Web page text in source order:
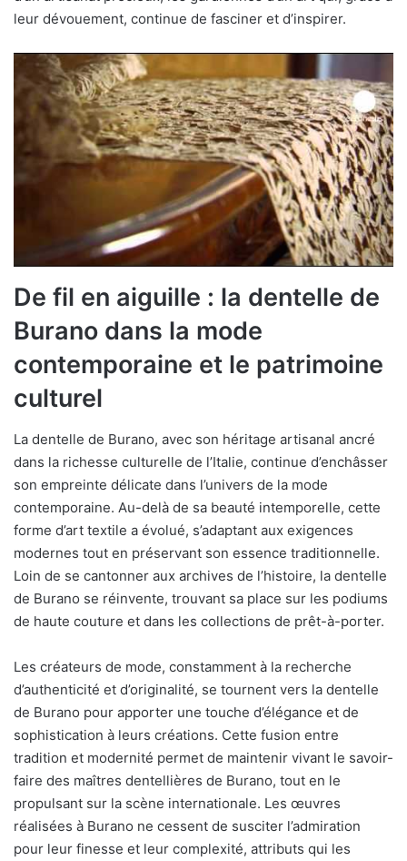
leur dévouement, continue de fasciner et d’inspirer.
De fil en aiguille : la dentelle de
Burano dans la mode
contemporaine et le patrimoine
culturel
La dentelle de Burano, avec son héritage artisanal ancré
dans la richesse culturelle de l’Italie, continue d’enchâsser
son empreinte délicate dans l’univers de la mode
contemporaine. Au-delà de sa beauté intemporelle, cette
forme d’art textile a évolué, s’adaptant aux exigences
modernes tout en préservant son essence traditionnelle.
Loin de se cantonner aux archives de l’histoire, la dentelle
de Burano se réinvente, trouvant sa place sur les podiums
de haute couture et dans les collections de prêt-à-porter.
Les créateurs de mode, constamment à la recherche
d’authenticité et d’originalité, se tournent vers la dentelle
de Burano pour apporter une touche d’élégance et de
sophistication à leurs créations. Cette fusion entre
tradition et modernité permet de maintenir vivant le savoir-
faire des maîtres dentellières de Burano, tout en le
propulsant sur la scène internationale. Les œuvres
réalisées à Burano ne cessent de susciter l’admiration
pour leur finesse et leur complexité, attributs qui les